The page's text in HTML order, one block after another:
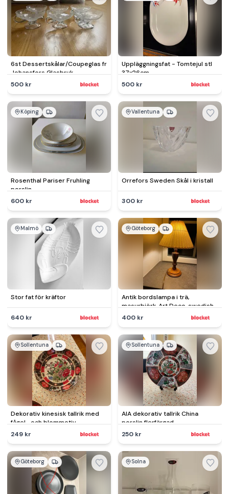
6st Dessertskålar/Coupeglas fr
Johansfors Glasbruk
500 kr
Uppläggningsfat - Tomtejul stl
37x26cm
500 kr
Köping
Rosenthal Pariser Fruhling
porslin
600 kr
Vallentuna
Orrefors Sweden Skål i kristall
300 kr
Malmö
Stor fat för kräftor
640 kr
Göteborg
Antik bordslampa i trä,
masurbjörk, Art Deco, swedish
grace, retro, vintage
400 kr
Sollentuna
Dekorativ kinesisk tallrik med
fågel- och blommotiv
249 kr
Sollentuna
AIA dekorativ tallrik China
porslin flerfärgad
250 kr
Göteborg Solna